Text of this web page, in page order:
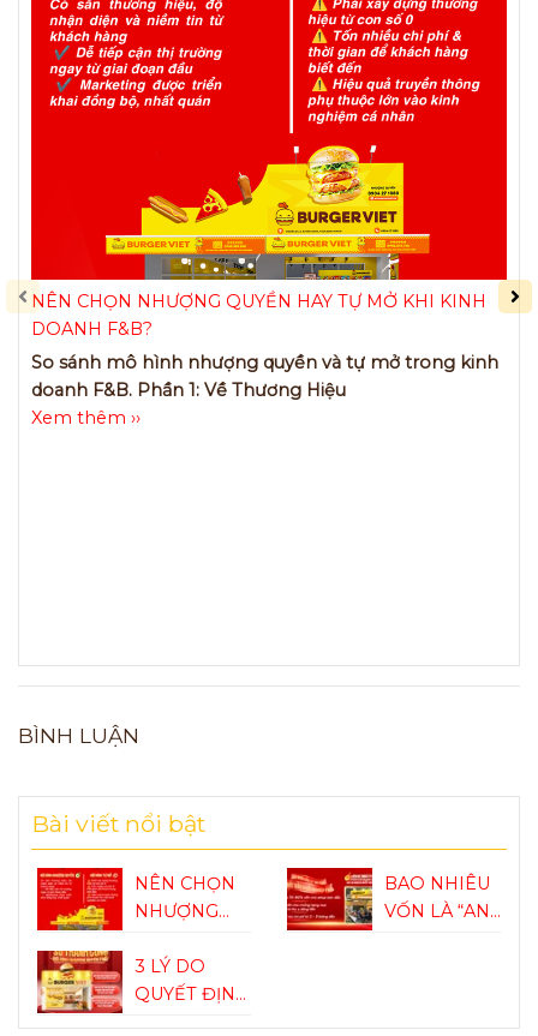
NÊN CHỌN NHƯỢNG QUYỀN HAY TỰ MỞ KHI KINH
DOANH F&B?
So sánh mô hình nhượng quyền và tự mở trong kinh
doanh F&B. Phần 1: Về Thương Hiệu
Xem thêm ››
BÌNH LUẬN
Bài viết nổi bật
NÊN CHỌN
NHƯỢNG
TỰ MỞ KHI
KINH
BAO NHIÊU
VỐN LÀ “AN
3 LÝ DO
QUYẾT ĐỊNH